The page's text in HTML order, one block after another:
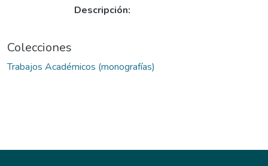
Descripción:
Colecciones
Trabajos Académicos (monografías)